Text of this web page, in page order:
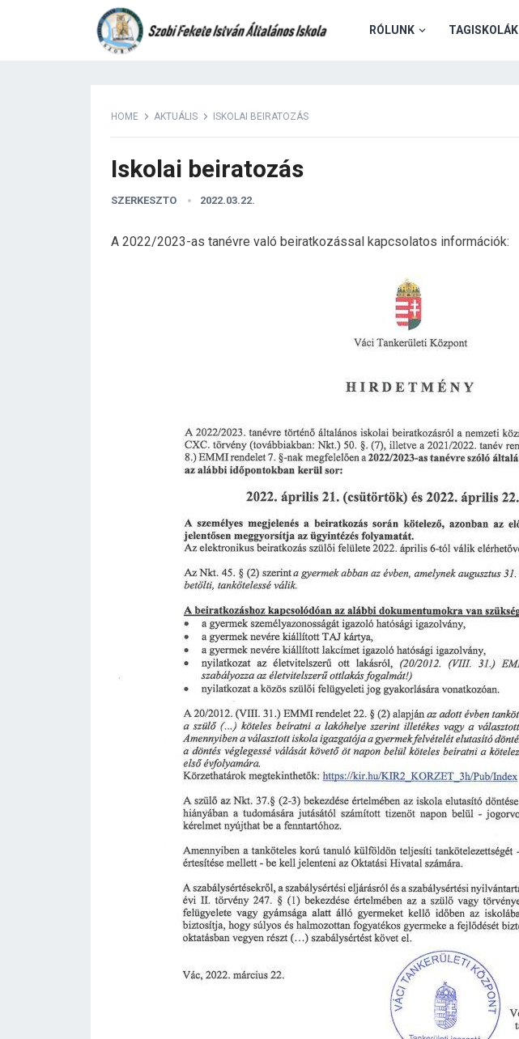
RÓLUNK TAGISKOLÁK
HOME AKTUÁLIS ISKOLAI BEIRATOZÁS
Iskolai beiratozás
SZERKESZTO 2022.03.22.
A 2022/2023-as tanévre való beiratkozással kapcsolatos információk: